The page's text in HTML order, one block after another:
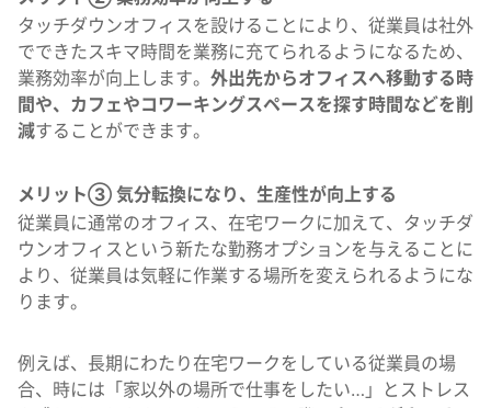
タッチダウンオフィスを設けることにより、従業員は社外
でできたスキマ時間を業務に充てられるようになるため、
業務効率が向上します。 外出先からオフィスへ移動する時
間や、カフェやコワーキングスペースを探す時間などを削
減することができます。
メリット③ 気分転換になり、生産性が向上する
従業員に通常のオフィス、在宅ワークに加えて、タッチダ
ウンオフィスという新たな勤務オプションを与えることに
より、従業員は気軽に作業する場所を変えられるようにな
ります。
例えば、長期にわたり在宅ワークをしている従業員の場
合、時には「家以外の場所で仕事をしたい…」とストレス